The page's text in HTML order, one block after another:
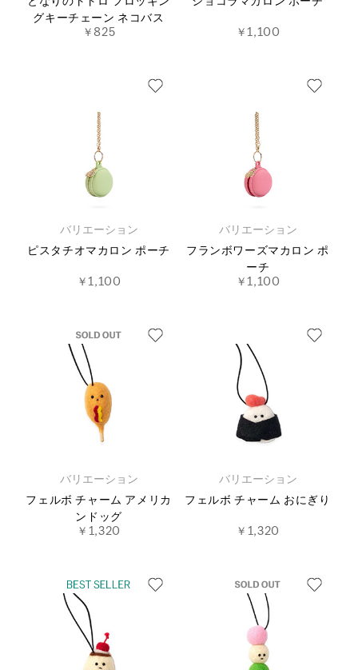
グキーチェーン ネコバス
￥825
￥1,100
バリエーション
ピスタチオマカロン ポーチ
￥1,100
バリエーション
フランボワーズマカロン ポ
ーチ
￥1,100
バリエーション
フェルボ チャーム アメリカ
ンドッグ
￥1,320
バリエーション
フェルボ チャーム おにぎり
￥1,320